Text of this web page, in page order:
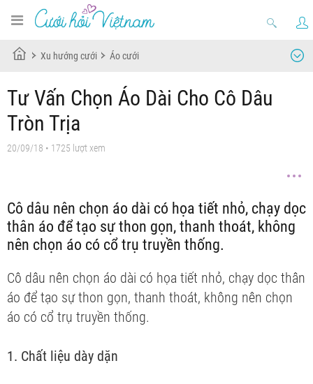
Xu hướng cưới Áo cưới
Tư Vấn Chọn Áo Dài Cho Cô Dâu
Tròn Trịa
20/09/18 • 1725 lượt xem
Cô dâu nên chọn áo dài có họa tiết nhỏ, chạy dọc
thân áo để tạo sự thon gọn, thanh thoát, không
nên chọn áo có cổ trụ truyền thống.
Cô dâu nên chọn áo dài có họa tiết nhỏ, chạy dọc thân
áo để tạo sự thon gọn, thanh thoát, không nên chọn
áo có cổ trụ truyền thống.
1. Chất liệu dày dặn